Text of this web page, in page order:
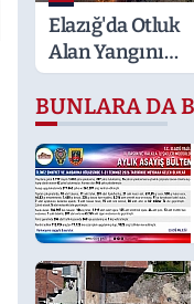
Elazığ'da Otluk
Alan Yangını
Kontrol Altına
Alındı
BUNLARA DA